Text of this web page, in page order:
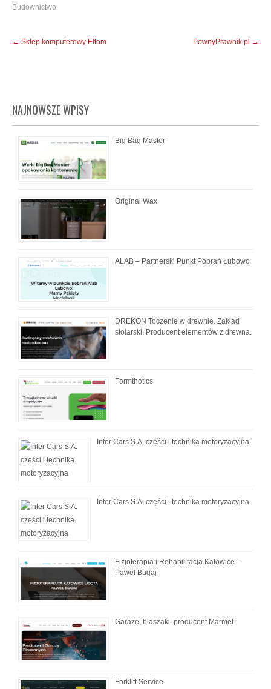
Budownictwo
navigation
← Sklep komputerowy Eltom PewnyPrawnik.pl →
NAJNOWSZE WPISY
Big Bag Master
Original Wax
ALAB – Partnerski Punkt Pobrań Łubowo
DREKON Toczenie w drewnie. Zakład
stolarski. Producent elementów z drewna.
Formthotics
Inter Cars S.A. części i technika motoryzacyjna
Inter Cars S.A. części i technika motoryzacyjna
Fizjoterapia i Rehabilitacja Katowice –
Paweł Bugaj
Garaże, blaszaki, producent Marmet
Forklift Service